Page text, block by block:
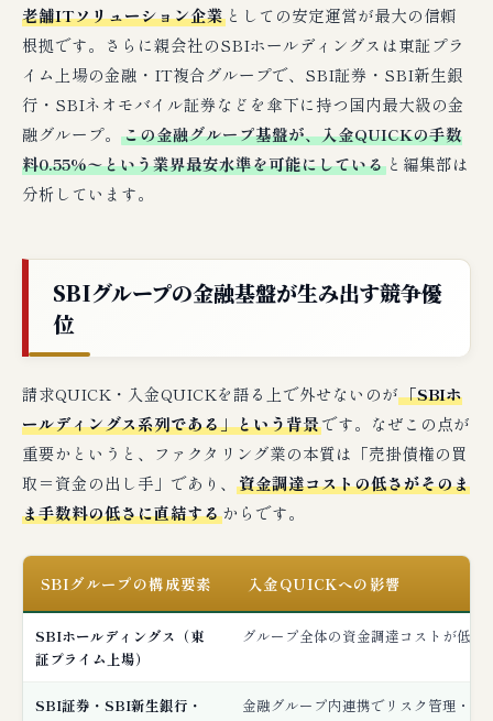
老舗ITソリューション企業 としての安定運営が最大の信頼
根拠です。さらに親会社のSBIホールディングスは東証プラ
イム上場の金融・IT複合グループで、SBI証券・SBI新生銀
行・SBIネオモバイル証券などを傘下に持つ国内最大級の金
融グループ。 この金融グループ基盤が、入金QUICKの手数
料0.55%〜という業界最安水準を可能にしている と編集部は
分析しています。
SBIグループの金融基盤が生み出す競争優
位
請求QUICK・入金QUICKを語る上で外せないのが「SBIホ
ールディングス系列である」という背景です。なぜこの点が
重要かというと、ファクタリング業の本質は「売掛債権の買
取＝資金の出し手」であり、 資金調達コストの低さがそのま
ま手数料の低さに直結するからです。
SBIグループの構成要素 入金QUICKへの影響
SBIホールディングス（東
証プライム上場）
グループ全体の資金調達コストが低
SBI証券・SBI新生銀行・
金融グループ内連携でリスク管理・与